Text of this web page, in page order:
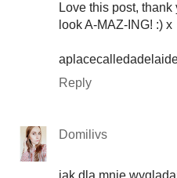
Love this post,
look A-MAZ-ING! :) x
Reply
Domilivs